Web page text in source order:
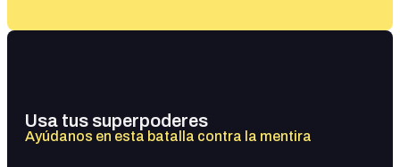
Usa tus superpoderes
Ayúdanos en esta batalla contra la mentira